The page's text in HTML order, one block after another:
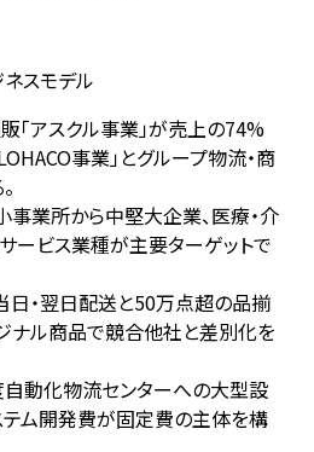
スモデル
「アスクル事業」が売上の74%
事業」とグループ物流・商
業所から中堅大企業、医療・介
ービス業種が主要ターゲットで
・翌日配送と50万点超の品揃
ナル商品で競合他社と差別化を
自動化物流センターへの大型設
ム開発費が固定費の主体を構